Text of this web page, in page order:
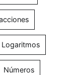
Logaritmos
Números